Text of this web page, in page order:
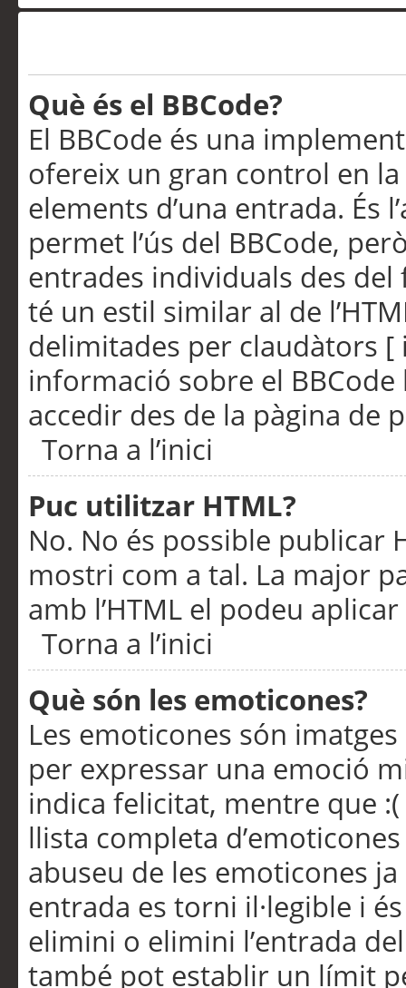
Què és el BBCode?
El BBCode és una
ofereix un gran control en
elements d’una entrada. És
permet l’ús del BBCode,
entrades individuals des
té un estil similar al de
delimitades per claudàtors [
informació sobre el
accedir des de la pàgina de
Torna a l’inici
Puc utilitzar HTML?
No. No és possible publicar
mostri com a tal. La major
amb l’HTML el podeu
Torna a l’inici
Què són les emoticones?
Les emoticones són
per expressar una emoció
indica felicitat, mentre que
llista completa
abuseu de les emoticones
entrada es torni il·legible i
elimini o elimini l’entrada
també pot establir un límit